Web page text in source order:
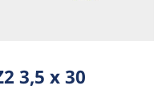
3,5 x 30